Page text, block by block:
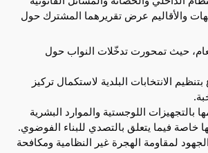
والأقاليم عرض تقريرهما المشترك حول
حيث تمحورت تدخّلات النواب حول
الانتخابات البلدية لاستكمال تركيز
بالتجهيزات اللوجستية والموارد البشرية
خاصة فيما يتعلق بالتصدي للبناء الفوضوي.
لمقاومة الهجرة غير النظامية ومكافحة